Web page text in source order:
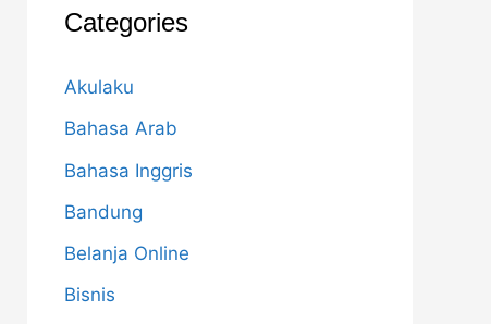
o
rCategories
Akulaku
Bahasa Arab
Bahasa Inggris
Bandung
Belanja Online
Bisnis